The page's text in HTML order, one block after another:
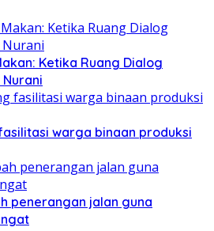
Ketika Ruang Dialog
warga binaan produksi
penerangan jalan guna